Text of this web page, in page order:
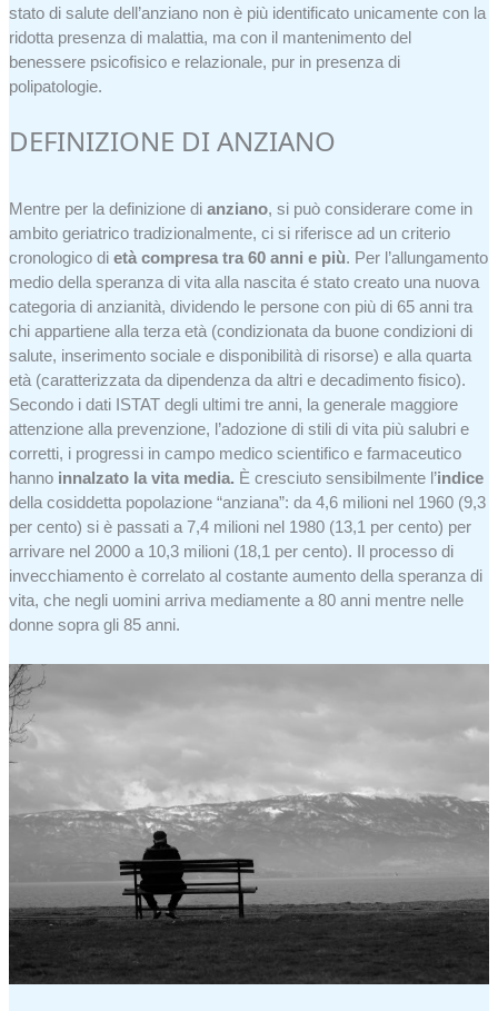
stato di salute dell’anziano non è più identificato unicamente con la
ridotta presenza di malattia, ma con il mantenimento del
benessere psicofisico e relazionale, pur in presenza di
polipatologie.
DEFINIZIONE DI ANZIANO
Mentre per la definizione dianziano, si può considerare come in
ambito geriatrico tradizionalmente, ci si riferisce ad un criterio
cronologico dietà compresa tra 60 anni e più. Per l’allungamento
medio della speranza di vita alla nascita é stato creato una nuova
categoria di anzianità, dividendo le persone con più di 65 anni tra
chi appartiene alla terza età (condizionata da buone condizioni di
salute, inserimento sociale e disponibilità di risorse) e alla quarta
età (caratterizzata da dipendenza da altri e decadimento fisico).
Secondo i dati ISTAT degli ultimi tre anni, la generale maggiore
attenzione alla prevenzione, l’adozione di stili di vita più salubri e
corretti, i progressi in campo medico scientifico e farmaceutico
hanno innalzato la vita media. È cresciuto sensibilmente l’indice
della cosiddetta popolazione “anziana”: da 4,6 milioni nel 1960 (9,3
per cento) si è passati a 7,4 milioni nel 1980 (13,1 per cento) per
arrivare nel 2000 a 10,3 milioni (18,1 per cento). Il processo di
invecchiamento è correlato al costante aumento della speranza di
vita, che negli uomini arriva mediamente a 80 anni mentre nelle
donne sopra gli 85 anni.